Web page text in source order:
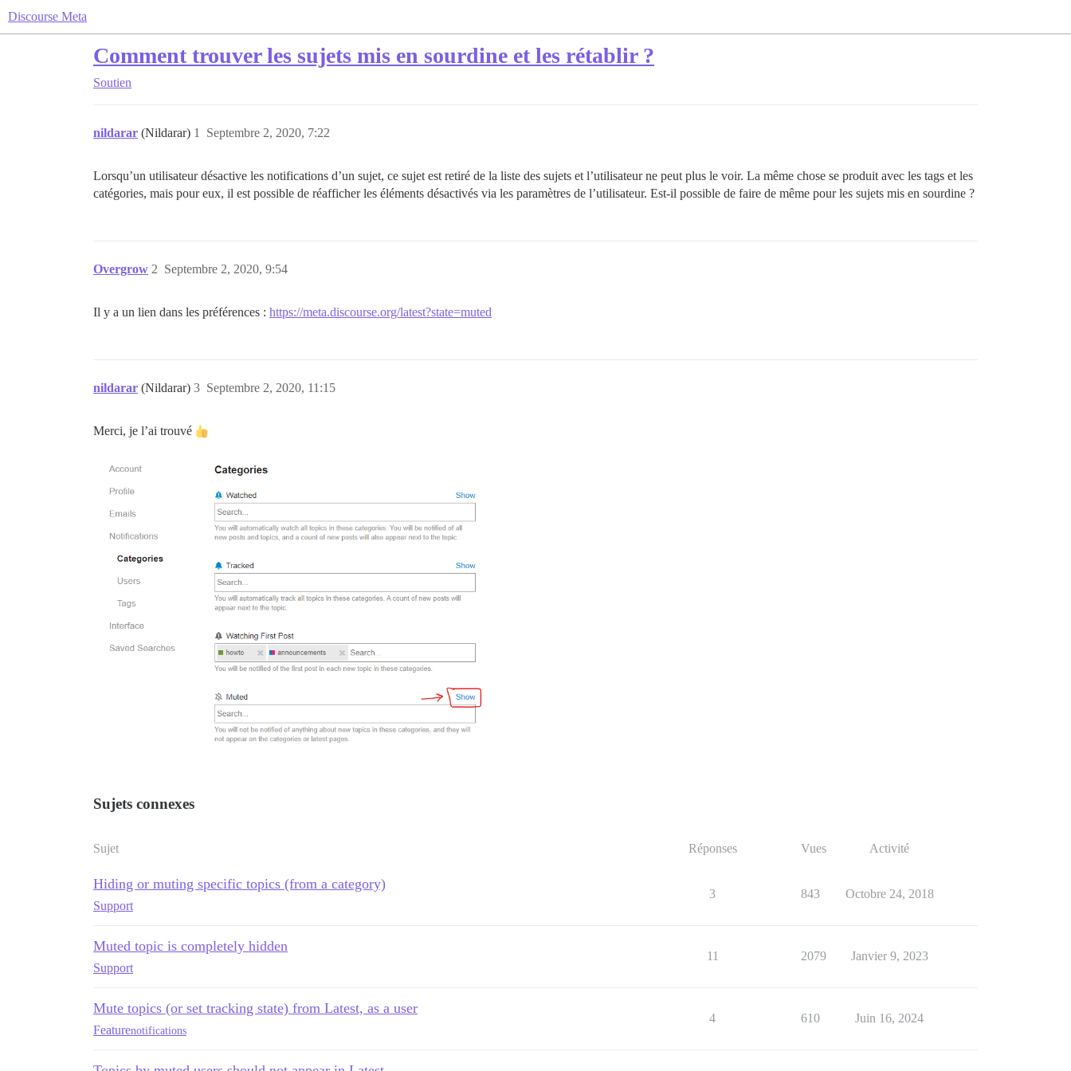
Discourse Meta
Comment trouver les sujets mis en sourdine et les rétablir ?
Soutien
nildarar (Nildarar) Septembre 2, 2020, 7:22
1
Lorsqu’un utilisateur désactive les notifications d’un sujet, ce sujet est retiré de la liste des sujets et l’utilisateur ne peut plus le voir. La même chose se produit avec les tags et les
catégories, mais pour eux, il est possible de réafficher les éléments désactivés via les paramètres de l’utilisateur. Est-il possible de faire de même pour les sujets mis en sourdine ?
Overgrow Septembre 2, 2020, 9:54
2
Il y a un lien dans les préférences : https://meta.discourse.org/latest?state=muted
nildarar (Nildarar) Septembre 2, 2020, 11:15
3
Merci, je l’ai trouvé
Sujets connexes
Sujet Réponses Vues Activité
Hiding or muting specific topics (from a category)
Support
3 843 Octobre 24, 2018
Muted topic is completely hidden
Support
11 2079 Janvier 9, 2023
Mute topics (or set tracking state) from Latest, as a user
Featurenotifications
4 610 Juin 16, 2024